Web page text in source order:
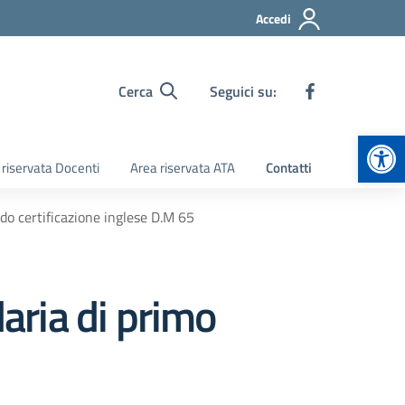
Accedi
Cerca Seguici su:
Docenti Area riservata ATA Contatti
certificazione inglese D.M 65
di primo